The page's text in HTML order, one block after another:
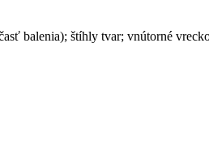
balenia); štíhly tvar; vnútorné